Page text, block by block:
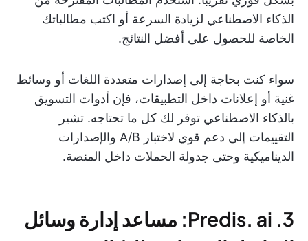
الذكاء الاصطناعي لزيادة السرعة أو اكتب مطالباتك
الخاصة للحصول على أفضل النتائج.
سواء كنت بحاجة إلى إصدارات متعددة اللغات أو وسائط
غنية أو إعلانات داخل التطبيقات، فإن أدوات التسويق
بالذكاء الاصطناعي توفر لك كل ما تحتاجه. تشير
التقييمات إلى دعم قوي لاختبار A/B والإصدارات
الديناميكية وحتى جدولة الحملات داخل المنصة.
3. Predis. ai: مساعد إدارة وسائل